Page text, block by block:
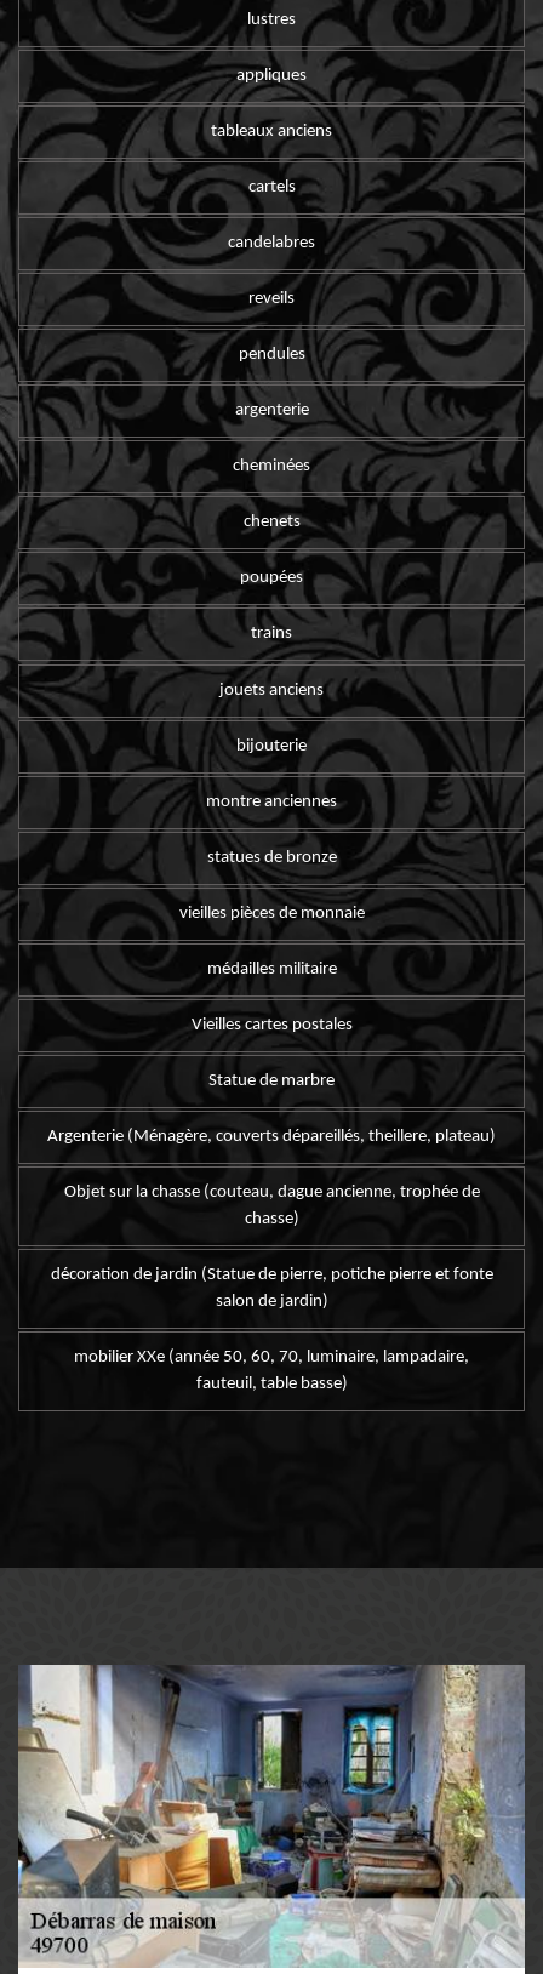
lustres
appliques
tableaux anciens
cartels
candelabres
reveils
pendules
argenterie
cheminées
chenets
poupées
trains
jouets anciens
bijouterie
montre anciennes
statues de bronze
vieilles pièces de monnaie
médailles militaire
Vieilles cartes postales
Statue de marbre
Argenterie (Ménagère, couverts dépareillés, theillere, plateau)
Objet sur la chasse (couteau, dague ancienne, trophée de
chasse)
décoration de jardin (Statue de pierre, potiche pierre et fonte
salon de jardin)
mobilier XXe (année 50, 60, 70, luminaire, lampadaire,
fauteuil, table basse)